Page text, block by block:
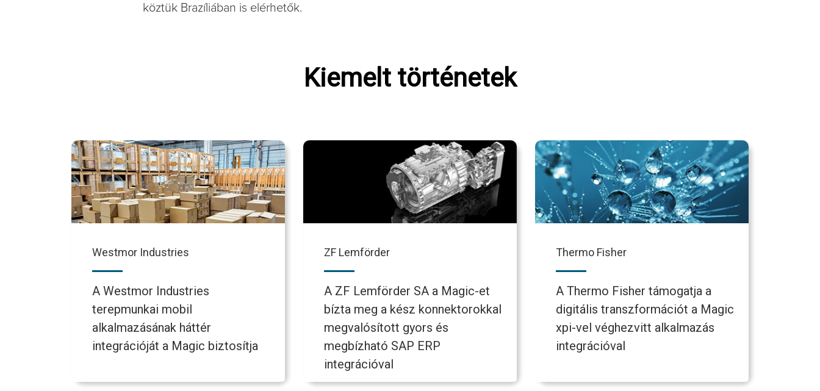
köztük Brazíliában is elérhetők.
Kiemelt történetek
Westmor Industries
A Westmor Industries
terepmunkai mobil
alkalmazásának háttér
integrációját a Magic biztosítja
ZF Lemförder
A ZF Lemförder SA a Magic-et
bízta meg a kész konnektorokkal
megvalósított gyors és
megbízható SAP ERP
integrációval
Thermo Fisher
A Thermo Fisher támogatja a
digitális transzformációt a Magic
xpi-vel véghezvitt alkalmazás
integrációval